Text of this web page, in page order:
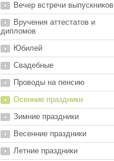
Вечер встречи выпускников
Вручения аттестатов и
дипломов
Юбилей
Свадебные
Проводы на пенсию
Осенние праздники
Зимние праздники
Весенние праздники
Летние праздники